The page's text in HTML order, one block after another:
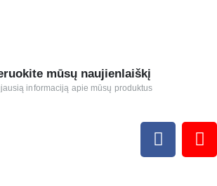
mūsų naujienlaiškį
informaciją apie mūsų produktus